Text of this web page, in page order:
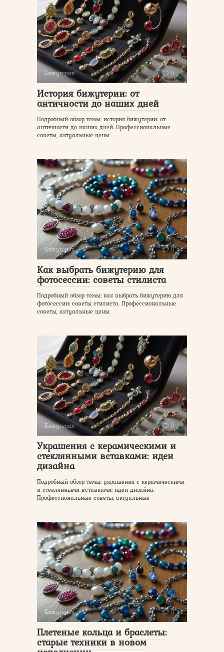
Бижутерия 0
История бижутерии: от
античности до наших дней
Подробный обзор темы: история бижутерии: от
античности до наших дней. Профессиональные
советы, актуальные цены
Бижутерия 0
Как выбрать бижутерию для
фотосессии: советы стилиста
Подробный обзор темы: как выбрать бижутерию для
фотосессии: советы стилиста. Профессиональные
советы, актуальные цены
Бижутерия 0
Украшения с керамическими и
стеклянными вставками: идеи
дизайна
Подробный обзор темы: украшения с керамическими
и стеклянными вставками: идеи дизайна.
Профессиональные советы, актуальные
Бижутерия 0
Плетеные кольца и браслеты:
старые техники в новом